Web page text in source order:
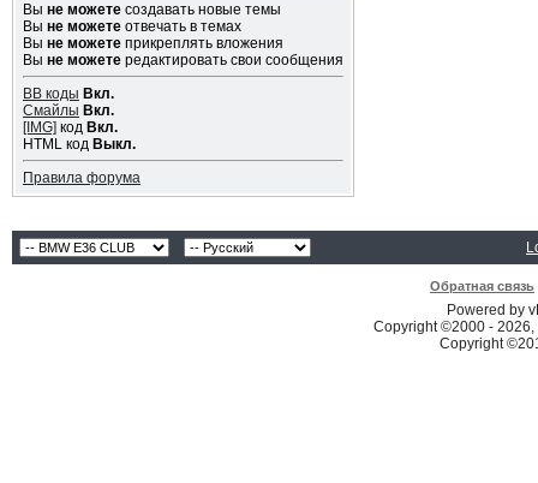
Вы не можетесоздавать новые темы
Вы не можетеотвечать в темах
Вы не можетеприкреплять вложения
Вы не можетередактировать свои сообщения
BB коды Вкл.
Смайлы Вкл.
[IMG] код Вкл.
HTML код Выкл.
Правила форума
Обратная связь
Powered by
Copyright ©2000 -
Copyright